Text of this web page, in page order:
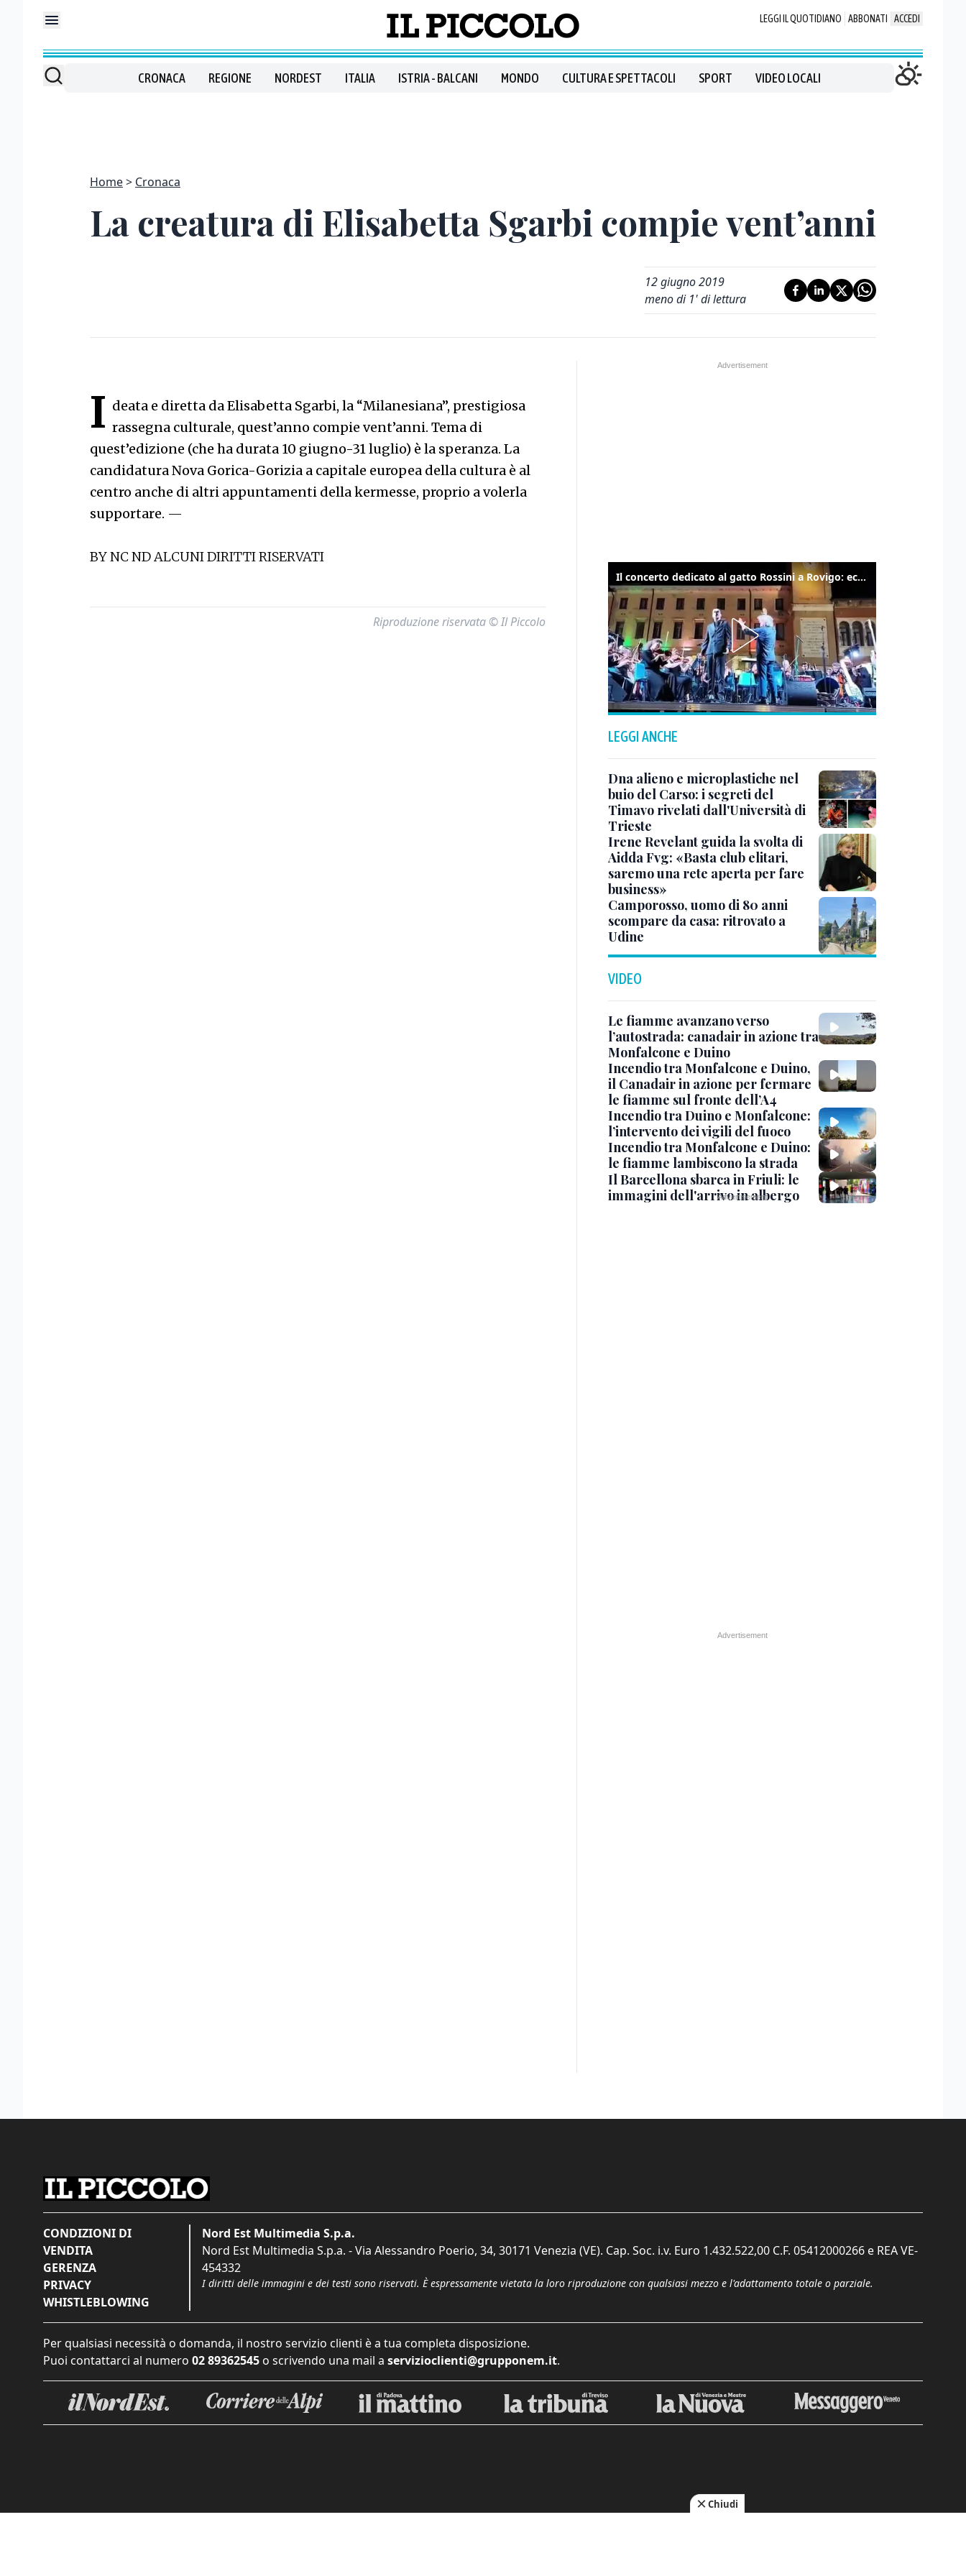
LEGGI IL QUOTIDIANO ABBONATI ACCEDI
CRONACA REGIONE NORDEST ITALIA ISTRIA - BALCANI MONDO CULTURA E SPETTACOLI SPORT VIDEO LOCALI
Home Cronaca
La creatura di Elisabetta Sgarbi compie vent’anni
12 giugno 2019
meno di 1' di lettura
I deata e diretta da Elisabetta Sgarbi, la “Milanesiana”, prestigiosa
rassegna culturale, quest’anno compie vent’anni. Tema di
quest’edizione (che ha durata 10 giugno-31 luglio) è la speranza. La
candidatura Nova Gorica-Gorizia a capitale europea della cultura è al
centro anche di altri appuntamenti della kermesse, proprio a volerla
supportare. —
BY NC ND ALCUNI DIRITTI RISERVATI
Riproduzione riservata © Il Piccolo
Il concerto dedicato al gatto Rossini a Rovigo: ecco un estratto
LEGGI ANCHE
Dna alieno e microplastiche nel
buio del Carso: i segreti del
Timavo rivelati dall'Università di
Trieste
Irene Revelant guida la svolta di
Aidda Fvg: «Basta club elitari,
saremo una rete aperta per fare
business»
Camporosso, uomo di 80 anni
scompare da casa: ritrovato a
Udine
VIDEO
Le fiamme avanzano verso
l’autostrada: canadair in azione tra
Monfalcone e Duino
Incendio tra Monfalcone e Duino,
il Canadair in azione per fermare
le fiamme sul fronte dell’A4
Incendio tra Duino e Monfalcone:
l’intervento dei vigili del fuoco
Incendio tra Monfalcone e Duino:
le fiamme lambiscono la strada
Il Barcellona sbarca in Friuli: le
immagini dell'arrivo in albergo
CONDIZIONI DI
VENDITA
GERENZA
PRIVACY
WHISTLEBLOWING
Nord Est Multimedia S.p.a.
Nord Est Multimedia S.p.a. - Via Alessandro Poerio, 34, 30171 Venezia (VE). Cap. Soc. i.v. Euro 1.432.522,00 C.F. 05412000266 e REA VE-
454332
I diritti delle immagini e dei testi sono riservati. È espressamente vietata la loro riproduzione con qualsiasi mezzo e l'adattamento totale o parziale.
Per qualsiasi necessità o domanda, il nostro servizio clienti è a tua completa disposizione.
Puoi contattarci al numero 02 89362545 o scrivendo una mail a servizioclienti@grupponem.it.
Chiudi